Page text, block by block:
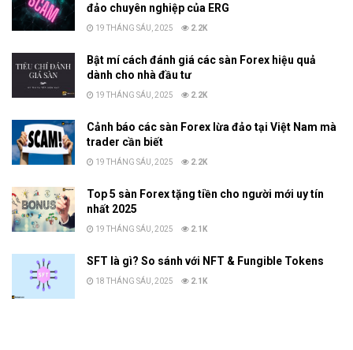
đảo chuyên nghiệp của ERG
19 THÁNG SÁU, 2025 2.2K
Bật mí cách đánh giá các sàn Forex hiệu quả
dành cho nhà đầu tư
19 THÁNG SÁU, 2025 2.2K
Cảnh báo các sàn Forex lừa đảo tại Việt Nam mà
trader cần biết
19 THÁNG SÁU, 2025 2.2K
Top 5 sàn Forex tặng tiền cho người mới uy tín
nhất 2025
19 THÁNG SÁU, 2025 2.1K
SFT là gì? So sánh với NFT & Fungible Tokens
18 THÁNG SÁU, 2025 2.1K